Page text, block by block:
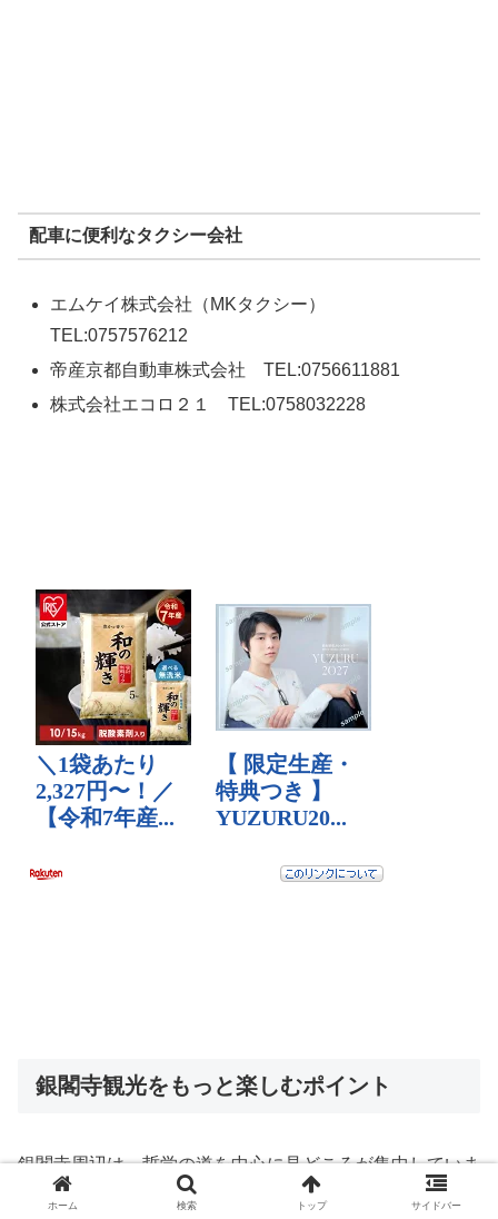
配車に便利なタクシー会社
エムケイ株式会社（MKタクシー）
TEL:0757576212
帝産京都自動車株式会社 TEL:0756611881
株式会社エコロ２１ TEL:0758032228
銀閣寺観光をもっと楽しむポイント
銀閣寺周辺は、哲学の道を中心に見どころが集中していま
ホーム 検索 トップ サイドバー